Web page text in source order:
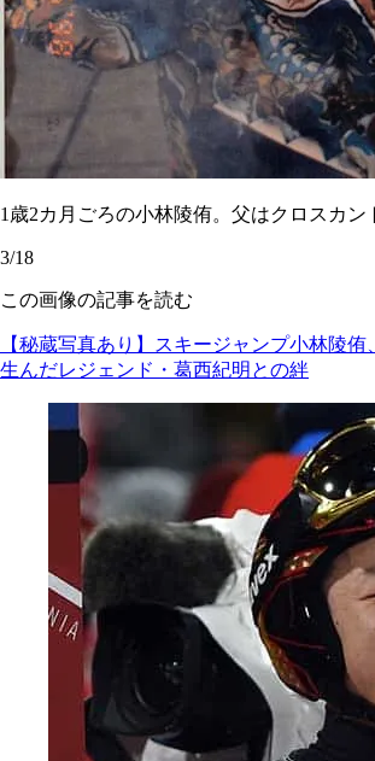
1歳2カ月ごろの小林陵侑。父はクロスカン
3/18
この画像の記事を読む
【秘蔵写真あり】スキージャンプ小林陵
生んだレジェンド・葛西紀明との絆